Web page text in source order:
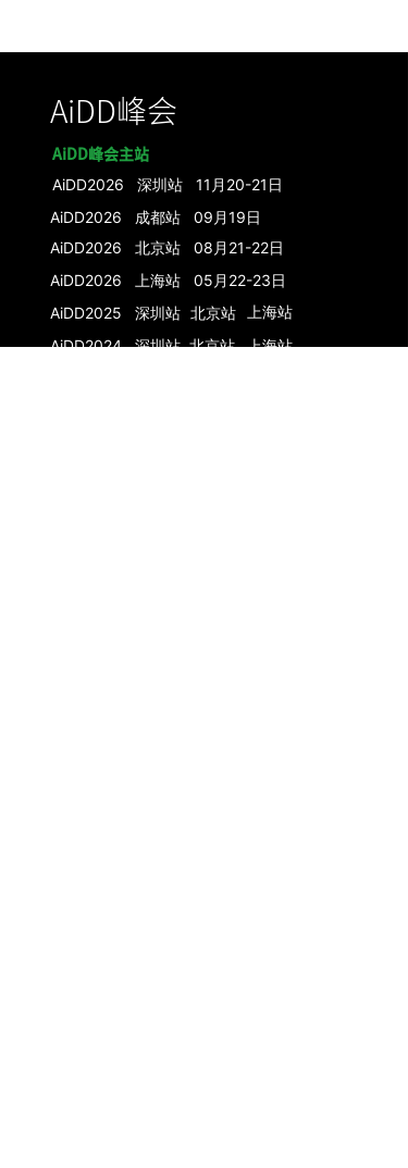
AiDD峰会
AiDD峰会主站
AiDD2026 北京站 08月21-22日
AiDD2026 上海站 05月22-23日
AiDD2025 深圳站
上海站
北京站
AiDD2024 深圳站
AiDD2026 深圳站 11月20-21日
北京站 上海站
AiDD2026 成都站 09月19日